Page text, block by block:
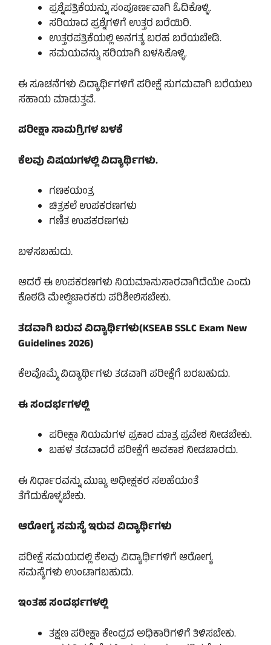
ಪ್ರಶ್ನೆಪತ್ರಿಕೆಯನ್ನು ಸಂಪೂರ್ಣವಾಗಿ ಓದಿಕೊಳ್ಳಿ.
ಸರಿಯಾದ ಪ್ರಶ್ನೆಗಳಿಗೆ ಉತ್ತರ ಬರೆಯಿರಿ.
ಉತ್ತರಪತ್ರಿಕೆಯಲ್ಲಿ ಅನಗತ್ಯ ಬರಹ ಬರೆಯಬೇಡಿ.
ಸಮಯವನ್ನು ಸರಿಯಾಗಿ ಬಳಸಿಕೊಳ್ಳಿ.
ಈ ಸೂಚನೆಗಳು ವಿದ್ಯಾರ್ಥಿಗಳಿಗೆ ಪರೀಕ್ಷೆ ಸುಗಮವಾಗಿ ಬರೆಯಲು
ಸಹಾಯ ಮಾಡುತ್ತವೆ.
ಪರೀಕ್ಷಾ ಸಾಮಗ್ರಿಗಳ ಬಳಕೆ
ಕೆಲವು ವಿಷಯಗಳಲ್ಲಿ ವಿದ್ಯಾರ್ಥಿಗಳು.
ಗಣಕಯಂತ್ರ
ಚಿತ್ರಕಲೆ ಉಪಕರಣಗಳು
ಗಣಿತ ಉಪಕರಣಗಳು
ಬಳಸಬಹುದು.
ಆದರೆ ಈ ಉಪಕರಣಗಳು ನಿಯಮಾನುಸಾರವಾಗಿದೆಯೇ ಎಂದು
ಕೊಠಡಿ ಮೇಲ್ವಿಚಾರಕರು ಪರಿಶೀಲಿಸಬೇಕು.
ತಡವಾಗಿ ಬರುವ ವಿದ್ಯಾರ್ಥಿಗಳು(KSEAB SSLC Exam New
Guidelines 2026)
ಕೆಲವೊಮ್ಮೆ ವಿದ್ಯಾರ್ಥಿಗಳು ತಡವಾಗಿ ಪರೀಕ್ಷೆಗೆ ಬರಬಹುದು.
ಈ ಸಂದರ್ಭಗಳಲ್ಲಿ
ಪರೀಕ್ಷಾ ನಿಯಮಗಳ ಪ್ರಕಾರ ಮಾತ್ರ ಪ್ರವೇಶ ನೀಡಬೇಕು.
ಬಹಳ ತಡವಾದರೆ ಪರೀಕ್ಷೆಗೆ ಅವಕಾಶ ನೀಡಬಾರದು.
ಈ ನಿರ್ಧಾರವನ್ನು ಮುಖ್ಯ ಅಧೀಕ್ಷಕರ ಸಲಹೆಯಂತೆ
ತೆಗೆದುಕೊಳ್ಳಬೇಕು.
ಆರೋಗ್ಯ ಸಮಸ್ಯೆ ಇರುವ ವಿದ್ಯಾರ್ಥಿಗಳು
ಪರೀಕ್ಷೆ ಸಮಯದಲ್ಲಿ ಕೆಲವು ವಿದ್ಯಾರ್ಥಿಗಳಿಗೆ ಆರೋಗ್ಯ
ಸಮಸ್ಯೆಗಳು ಉಂಟಾಗಬಹುದು.
ಇಂತಹ ಸಂದರ್ಭಗಳಲ್ಲಿ
ತಕ್ಷಣ ಪರೀಕ್ಷಾ ಕೇಂದ್ರದ ಅಧಿಕಾರಿಗಳಿಗೆ ತಿಳಿಸಬೇಕು.